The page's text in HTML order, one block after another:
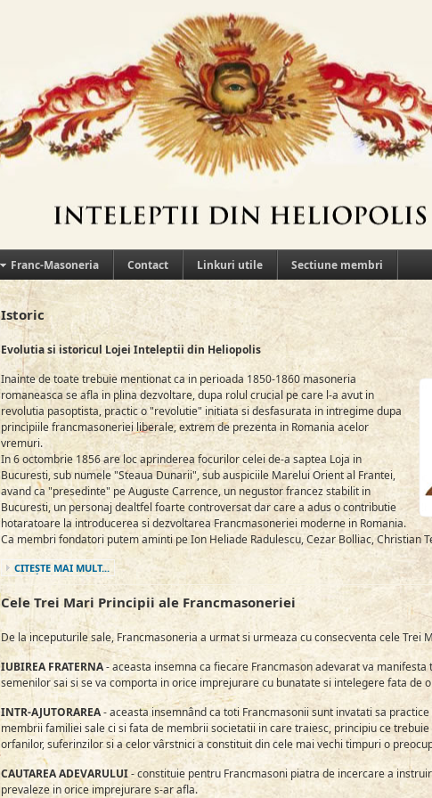
Franc-Masoneria Contact Linkuri utile Sectiune membri
Istoric
Evolutia si istoricul Lojei Inteleptii din Heliopolis
Inainte de toate trebuie mentionat ca in perioada 1850-1860 masoneria
romaneasca se afla in plina dezvoltare, dupa rolul crucial pe care l-a avut in
revolutia pasoptista, practic o "revolutie" initiata si desfasurata in intregime dupa
principiile francmasoneriei liberale, extrem de prezenta in Romania acelor
vremuri.
In 6 octombrie 1856 are loc aprinderea focurilor celei de-a saptea Loja in
Bucuresti, sub numele "Steaua Dunarii", sub auspiciile Marelui Orient al Frantei,
avand ca "presedinte" pe Auguste Carrence, un negustor francez stabilit in
Bucuresti, un personaj dealtfel foarte controversat dar care a adus o contributie
hotaratoare la introducerea si dezvoltarea Francmasoneriei moderne in Romania.
Ca membri fondatori putem aminti pe Ion Heliade Radulescu, Cezar Bolliac, Christian
CITEŞTE MAI MULT...
Cele Trei Mari Principii ale Francmasoneriei
De la inceputurile sale, Francmasoneria a urmat si urmeaza cu consecventa cele Trei
IUBIREA FRATERNA- aceasta insemna ca fiecare Francmason adevarat va
semenilor sai si se va comporta in orice imprejurare cu bunatate si intelegere fata de
INTR-AJUTORAREA- aceasta insemnând ca toti Francmasonii sunt invatati sa
membrii familiei sale ci si fata de membrii societatii in care traiesc, principiu ce
orfanilor, suferinzilor si a celor vârstnici a constituit din cele mai vechi timpuri o
CAUTAREA ADEVARULUI- constituie pentru Francmasoni piatra de incercare a
prevaleze in orice imprejurare s-ar afla.